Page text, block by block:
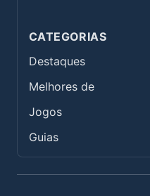
CATEGORIAS
Destaques
Melhores de
Jogos
Guias